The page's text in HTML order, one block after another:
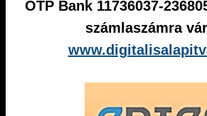
OTP Bank 11736037-
számlaszámra